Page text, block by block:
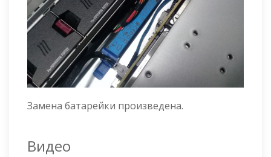
Замена батарейки произведена.
Видео